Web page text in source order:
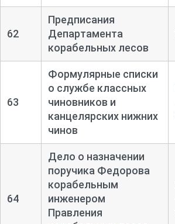
62
Предписания
Департамента
корабельных лесов
63
Формулярные списки
о службе классных
чиновников и
канцелярских нижних
чинов
64
Дело о назначении
поручика Федорова
корабельным
инженером
Правления